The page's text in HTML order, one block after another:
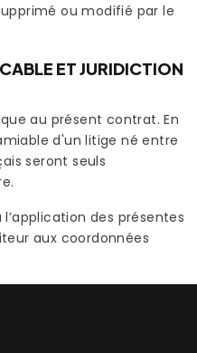
ou modifié par le
ET JURIDICTION
au présent contrat. En
d'un litige né entre
seront seuls
des présentes
aux coordonnées